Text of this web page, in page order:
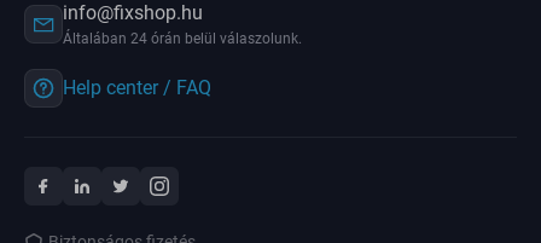
info@fixshop.hu
Általában 24 órán belül válaszolunk.
Help center / FAQ